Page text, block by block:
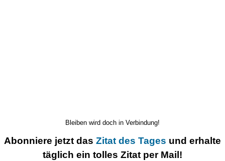
Bleiben wird doch in Verbindung!
Abonniere jetzt das Zitat des Tages und erhalte
täglich ein tolles Zitat per Mail!